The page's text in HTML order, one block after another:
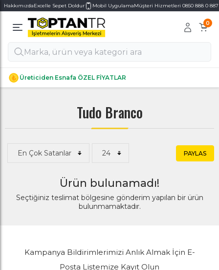
HakkımızdaExcelle Sepet Doldur Mobil UygulamaMüşteri Hizmetleri 0850 888 0 887
0
Üreticiden Esnafa ÖZEL FİYATLAR
Alt Kategoriler
Alt Kategoriler
Tudo Branco
PAYLAS
Ürün bulunamadı!
Seçtiğiniz teslimat bölgesine gönderim yapılan bir ürün
bulunmamaktadır.
Kampanya Bildirimlerimizi Anlık Almak İçin E-
Posta Listemize Kayıt Olun